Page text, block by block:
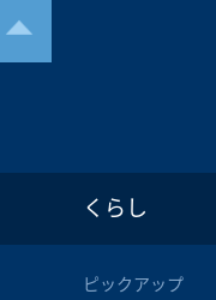
くらし
ピックアップ